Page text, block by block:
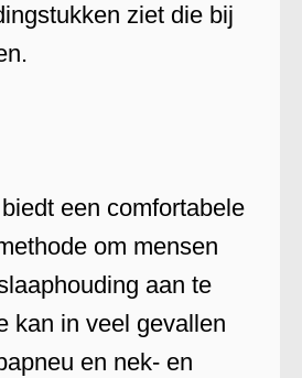
ziet die bij
een comfortabele
om mensen
aan te
kan in veel gevallen
en nek- en